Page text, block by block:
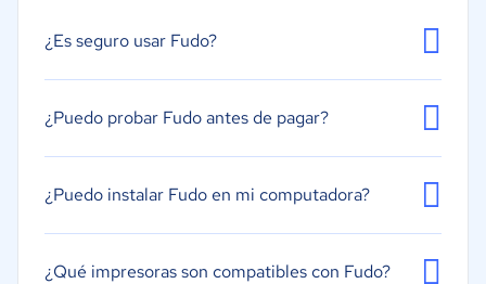
Reportes y análisis de datos
Pantalla táctil
¿Es seguro usar Fudo?
¿Puedo probar Fudo antes de pagar?
¿Puedo instalar Fudo en mi computadora?
¿Qué impresoras son compatibles con Fudo?